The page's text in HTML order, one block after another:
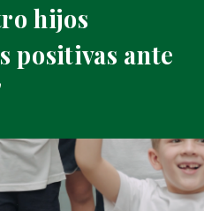
hijos
positivas ante